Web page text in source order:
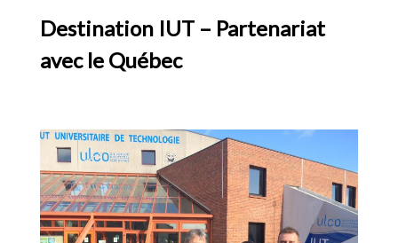
Destination IUT – Partenariat
avec le Québec